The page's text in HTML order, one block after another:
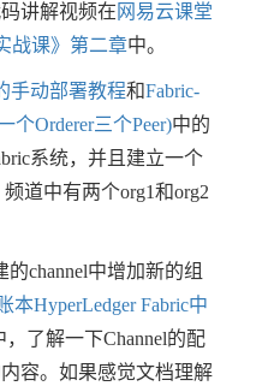
讲解视频在 网易云课堂
战课》第二章中。
手动部署教程和Fabric-
个Orderer三个Peer)中的
系统，并且建立一个
频道中有两个org1和org2
channel中增加新的组
本HyperLedger Fabric中
，了解一下Channel的配
容。如果感觉文档理解